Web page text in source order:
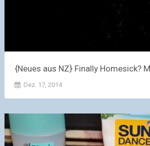
{Neues aus NZ} Finally Homesick?
Dez. 17, 2014